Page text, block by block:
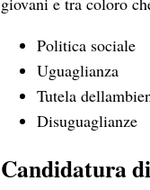
Politica sociale
Uguaglianza
Tutela
Disuguaglianze
Candidatura